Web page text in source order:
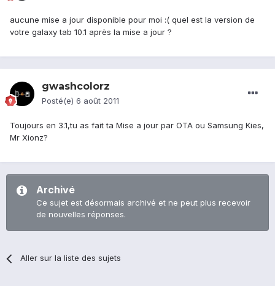
aucune mise a jour disponible pour moi :( quel est la version de
votre galaxy tab 10.1 après la mise a jour ?
gwashcolorz
Posté(e) 6 août 2011
Toujours en 3.1,tu as fait ta Mise a jour par OTA ou Samsung Kies,
Mr Xionz?
Archivé
Ce sujet est désormais archivé et ne peut plus recevoir
de nouvelles réponses.
Aller sur la liste des sujets